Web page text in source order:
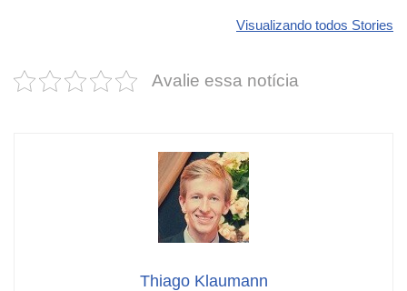
Visualizando todos Stories
2025!
Dodge pode ter
de emoção
que
Avalie essa notícia
Thiago Klaumann